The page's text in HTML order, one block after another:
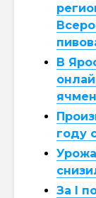
В
году
За I